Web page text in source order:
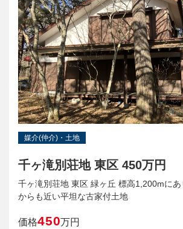
媒介(仲介)・土地
千ヶ滝別荘地 東区 450万円
千ヶ滝別荘地 東区 緑ヶ丘 標高1,200mに
からも近い平坦な古家付土地
価格450万円